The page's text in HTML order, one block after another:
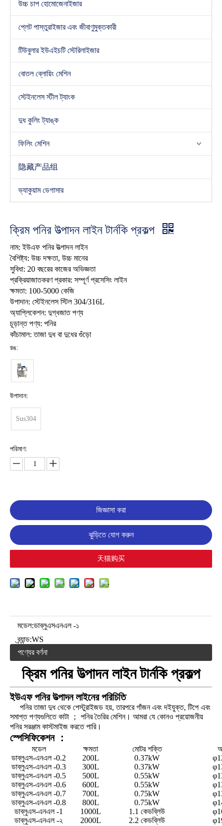
উচ্চ চাপ হোমোজেনাইজার
প্লেট পাস্তুরাইজার এবং জীবাণুমুক্তকারী
টিউবুলার ইউএইচটি স্টেরিলাইজার
বোতল ব্লোয়িং মেশিন
স্টেইনলেস স্টীল ট্যাংক
দুধ কুলিং ট্যাঙ্ক
ফিলিং মেশিন
隐藏产品组
ভ্যাকুয়াম ডেগাসার
ক্রিম পনির উত্পাদন লাইন টার্নকি প্রকল্প
নাম: ইউএফ পনির উত্পাদন লাইন
বৈশিষ্ট্য: উচ্চ দক্ষতা, উচ্চ মানের
সুবিধা: 20 বছরের কাজের অভিজ্ঞতা
প্রক্রিয়াজাতকরণ প্রকার: সম্পূর্ণ প্রসেসিং লাইন
ক্ষমতা: 100-5000 কেজি
উপাদান: স্টেইনলেস স্টিল 304/316L
অ্যাপ্লিকেশন: দুগ্ধজাত পণ্য
চূড়ান্ত পণ্য: পনির
কাঁচামাল: তাজা দুধ বা দুধের গুঁড়ো
রঙ:
উপাদান:
Sus304
পরিমাণ:
জিজ্ঞাসা করা
ঝুড়িতে যোগ করুন
天猫购买
মডেল:ডাব্লুএসএনএল -১
ব্র্যান্ড:WS
পণ্যের বর্ণনা
ক্রিম পনির উত্পাদন লাইন টার্নকি প্রকল্প
ইউএফ পনির উত্পাদন লাইনের পরিচিতি
পনির তাজা দুধ থেকে পেস্টুরাইজড হয়, তারপরে গাঁজন এবং দইযুক্ত, টিপে এবং
সমাপ্ত পণ্যগুলিতে কাটা ； পনির তৈরির মেশিন। আমরা যে কোনও প্রয়োজনীয়
পনির সরঞ্জাম কাস্টমাইজ করতে পারি।
স্পেসিফিকেশন ：
মডেল ক্ষমতা মোটর শক্তি
ডাব্লুএস-এনএল -0.2
200L 0.37kW
ডাব্লুএস-এনএল -0.3
300L 0.37kW
ডাব্লুএস-এনএল -0.5
500L 0.55kW
ডাব্লুএস-এনএল -0.6
600L 0.55kW
ডাব্লুএস-এনএল -0.7
700L 0.75kW
ডাব্লুএস-এনএল -0.8
800L 0.75kW
ডাব্লুএস-এনএল -1
1000L 1.1 কেডব্লিউ
ডাব্লুএস-এনএল -২
2000L 2.2 কেডব্লিউ